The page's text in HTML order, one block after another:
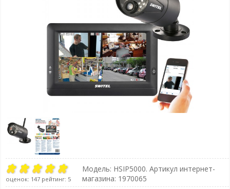
оценок: 147рейтинг: 5
Модель: HSIP5000. Артикул интернет-
магазина: 1970065